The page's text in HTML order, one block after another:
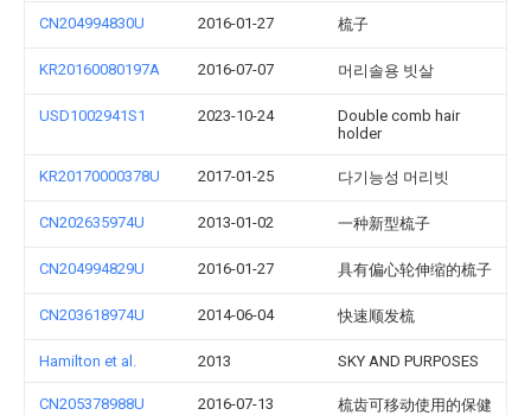
CN204994830U 2016-01-27 梳子
KR20160080197A 2016-07-07 머리솔용 빗살
USD1002941S1 2023-10-24
Double comb hair
holder
KR20170000378U 2017-01-25 다기능성 머리빗
CN202635974U 2013-01-02 一种新型梳子
CN204994829U 2016-01-27 具有偏心轮伸缩的梳子
CN203618974U 2014-06-04 快速顺发梳
Hamilton et al. 2013 SKY AND PURPOSES
CN205378988U 2016-07-13
梳齿可移动使用的保健